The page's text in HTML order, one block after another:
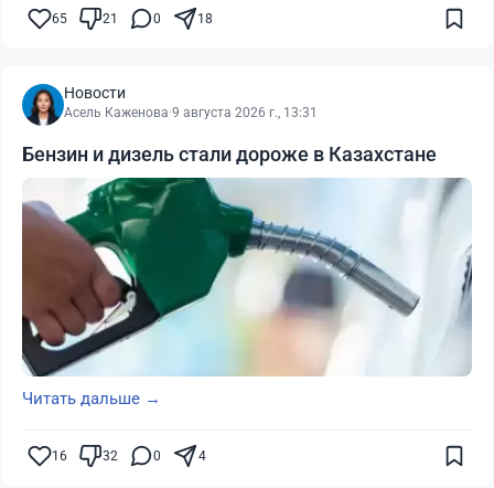
65 21 0 18
Новости
Асель Каженова·9 августа 2026 г., 13:31
Бензин и дизель стали дороже в Казахстане
Читать дальше →
16 32 0 4